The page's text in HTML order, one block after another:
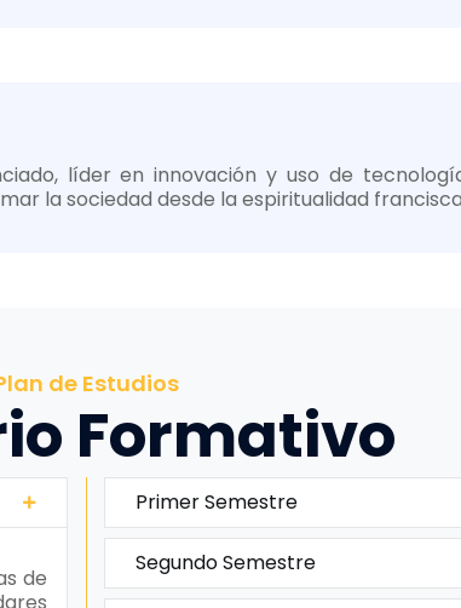
líder en innovación y uso de
la sociedad desde la espiritualidad
de Estudios
Formativo
de
Primer Semestre
Segundo Semestre